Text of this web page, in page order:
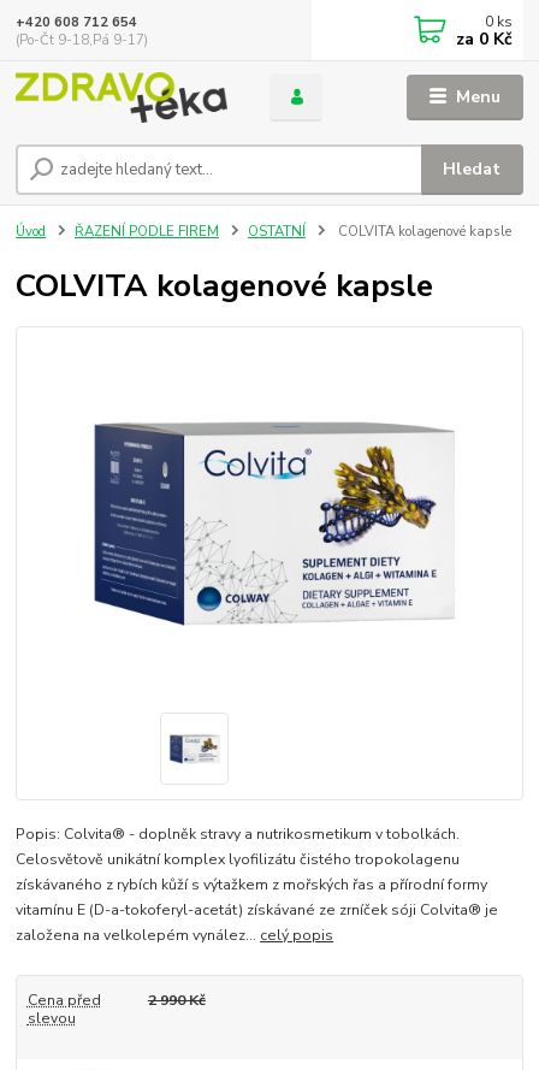
Menu
Hledat
+420 608 712 654
(Po-Čt 9-18,Pá 9-17)
0 ks
za 0 Kč
Úvod ŘAZENÍ PODLE FIREM OSTATNÍ COLVITA kolagenové kapsle
COLVITA kolagenové kapsle
Popis: Colvita® - doplněk stravy a nutrikosmetikum v tobolkách.
Celosvětově unikátní komplex lyofilizátu čistého tropokolagenu
získávaného z rybích kůží s výtažkem z mořských řas a přírodní formy
vitamínu E (D-a-tokoferyl-acetát) získávané ze zrníček sóji Colvita® je
založena na velkolepém vynález... celý popis
Cena před
slevou
2 990 Kč